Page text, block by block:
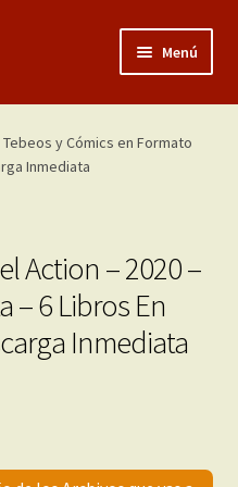
Menú
el
Action – 2020 –
– 6 Libros En
Inmediata